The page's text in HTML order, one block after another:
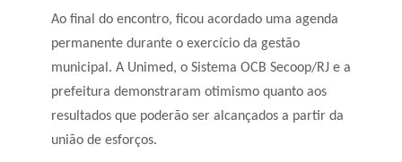
Ao final do encontro, ficou acordado uma agenda
permanente durante o exercício da gestão
municipal. A Unimed, o Sistema OCB Secoop/RJ e a
prefeitura demonstraram otimismo quanto aos
resultados que poderão ser alcançados a partir da
união de esforços.